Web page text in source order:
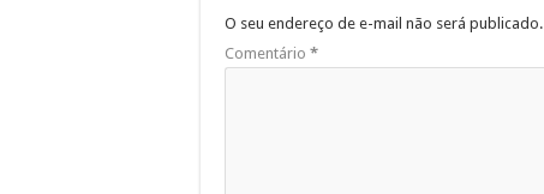
O seu endereço de e-mail não será publicado.
Comentário *